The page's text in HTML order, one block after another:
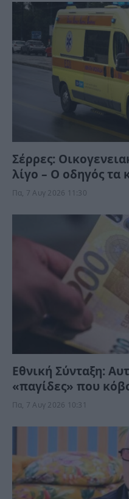
Σέρρες:
λίγο – Ο οδηγός τα
(Βίντεο)
Πα, 7 Αυγ 2026 11:30
Εθνική Σύνταξη:
«παγίδες» που
Πα, 7 Αυγ 2026 10:31